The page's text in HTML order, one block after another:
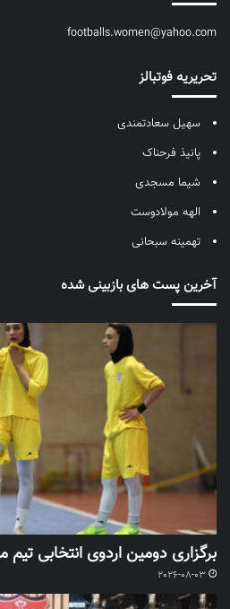
footballs.women@yahoo.com
تحریریه فوتبالز
سهیل سعادتمندی
پانیذ فرحناک
شیما مسجدی
الهه مولادوست
تهمینه سبحانی
آخرین پست های بازبینی شده
برگزاری دومین اردوی انتخابی
2026-08-03